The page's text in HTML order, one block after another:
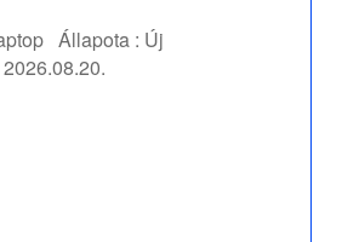
Állapota : Új
2026.08.20.